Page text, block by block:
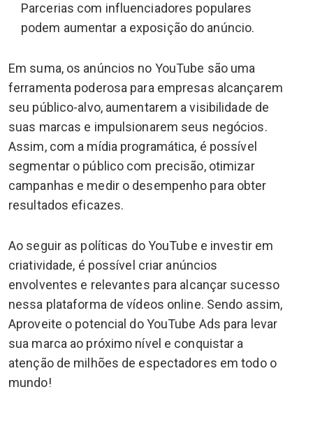
Parcerias com influenciadores populares
podem aumentar a exposição do anúncio.
Em suma, os anúncios no YouTube são uma
ferramenta poderosa para empresas alcançarem
seu público-alvo, aumentarem a visibilidade de
suas marcas e impulsionarem seus negócios.
Assim, com a mídia programática, é possível
segmentar o público com precisão, otimizar
campanhas e medir o desempenho para obter
resultados eficazes.
Ao seguir as políticas do YouTube e investir em
criatividade, é possível criar anúncios
envolventes e relevantes para alcançar sucesso
nessa plataforma de vídeos online. Sendo assim,
Aproveite o potencial do YouTube Ads para levar
sua marca ao próximo nível e conquistar a
atenção de milhões de espectadores em todo o
mundo!